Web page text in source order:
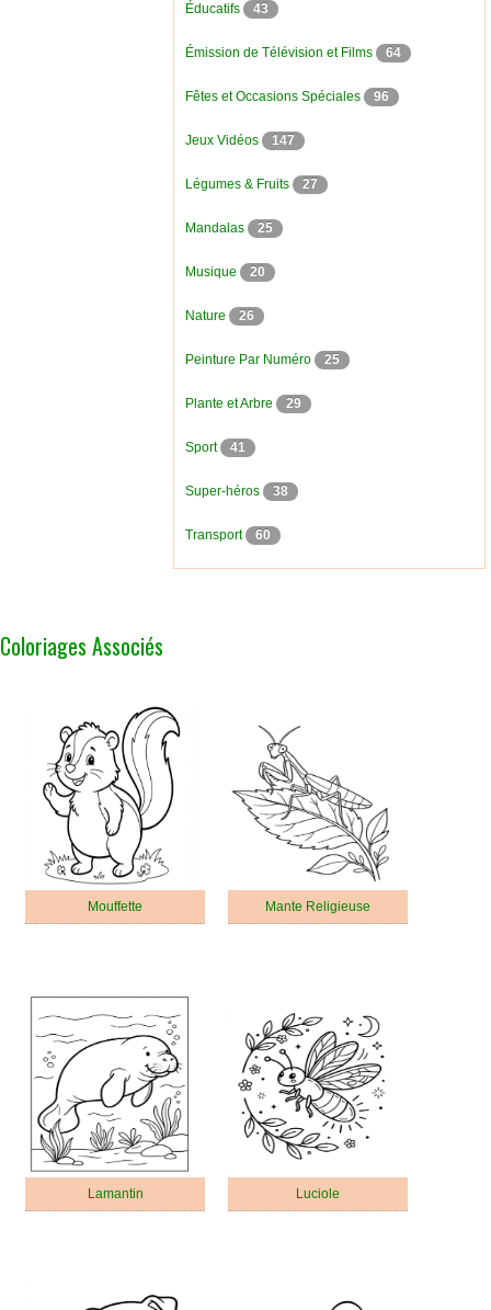
Éducatifs 43
Émission de Télévision et Films 64
Fêtes et Occasions Spéciales 96
Jeux Vidéos 147
Légumes & Fruits 27
Mandalas 25
Musique 20
Nature 26
Peinture Par Numéro 25
Plante et Arbre 29
Sport 41
Super-héros 38
Transport 60
Coloriages Associés
Mouffette Mante Religieuse
Lamantin Luciole